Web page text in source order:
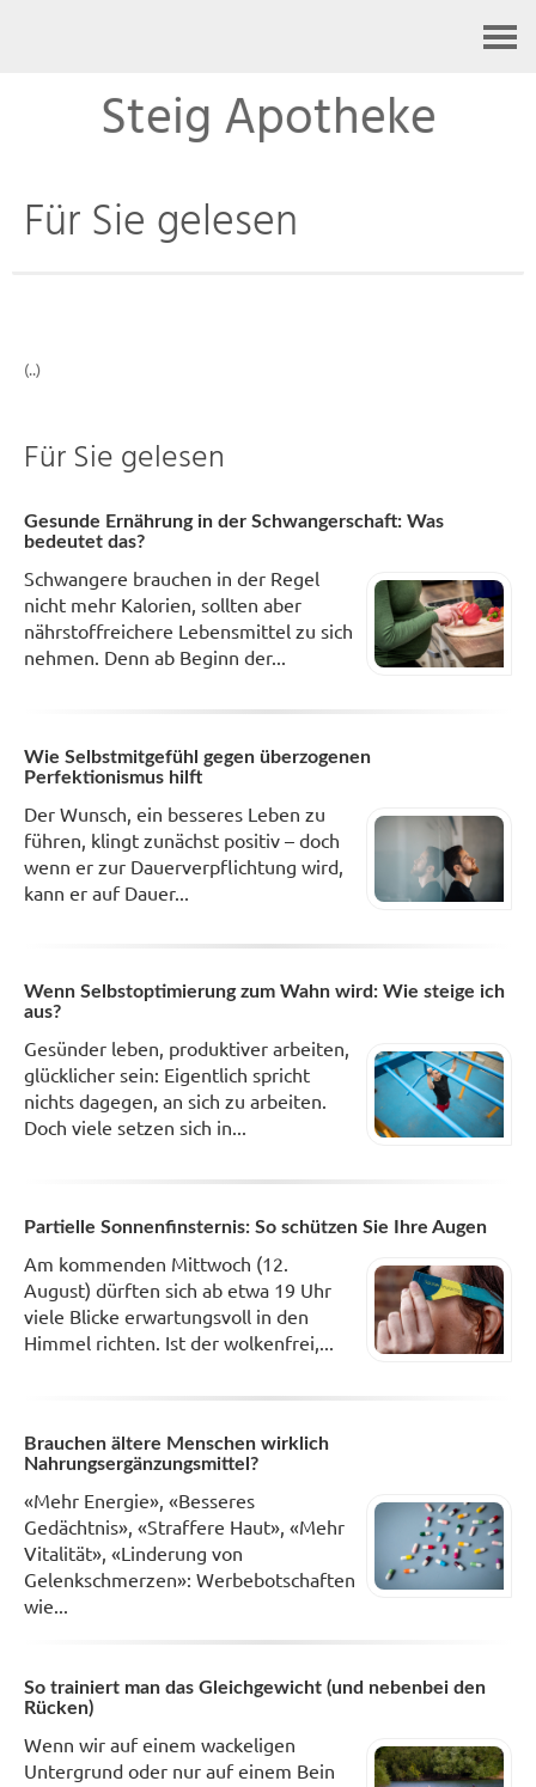
Steig Apotheke
Für Sie gelesen
(..)
Für Sie gelesen
Gesunde Ernährung in der Schwangerschaft: Was
bedeutet das?
Schwangere brauchen in der Regel
nicht mehr Kalorien, sollten aber
nährstoffreichere Lebensmittel zu sich
nehmen. Denn ab Beginn der...
Wie Selbstmitgefühl gegen überzogenen
Perfektionismus hilft
Der Wunsch, ein besseres Leben zu
führen, klingt zunächst positiv – doch
wenn er zur Dauerverpflichtung wird,
kann er auf Dauer...
Wenn Selbstoptimierung zum Wahn wird: Wie steige ich
aus?
Gesünder leben, produktiver arbeiten,
glücklicher sein: Eigentlich spricht
nichts dagegen, an sich zu arbeiten.
Doch viele setzen sich in...
Partielle Sonnenfinsternis: So schützen Sie Ihre Augen
Am kommenden Mittwoch (12.
August) dürften sich ab etwa 19 Uhr
viele Blicke erwartungsvoll in den
Himmel richten. Ist der wolkenfrei,...
Brauchen ältere Menschen wirklich
Nahrungsergänzungsmittel?
«Mehr Energie», «Besseres
Gedächtnis», «Straffere Haut», «Mehr
Vitalität», «Linderung von
Gelenkschmerzen»: Werbebotschaften
wie...
So trainiert man das Gleichgewicht (und nebenbei den
Rücken)
Wenn wir auf einem wackeligen
Untergrund oder nur auf einem Bein